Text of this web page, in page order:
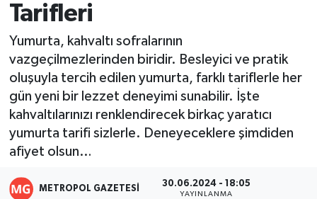
Tarifleri
Yumurta, kahvaltı sofralarının
vazgeçilmezlerinden biridir. Besleyici ve pratik
oluşuyla tercih edilen yumurta, farklı tariflerle her
gün yeni bir lezzet deneyimi sunabilir. İşte
kahvaltılarınızı renklendirecek birkaç yaratıcı
yumurta tarifi sizlerle. Deneyeceklere şimdiden
afiyet olsun…
METROPOL GAZETESI 30.06.2024 - 18:05
YAYINLANMA
Resmi İlanlar